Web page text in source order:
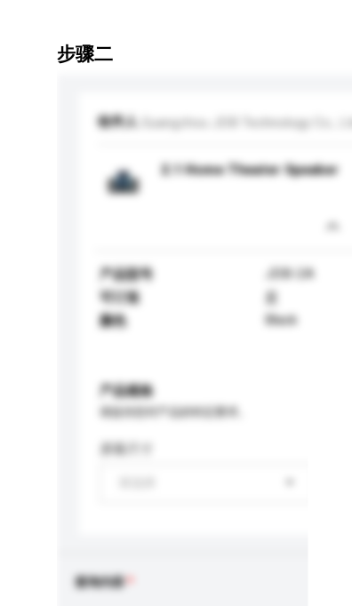
步骤二
收件人 Guangzhou JDB Technology Co., Ltd
2.1 Home Theater Speaker
产品型号
JDB-2A
可订造
是
颜色
Black
产品规格
查询内容